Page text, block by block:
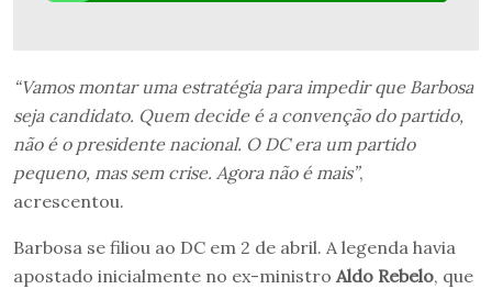
“Vamos montar uma estratégia para impedir que Barbosa
seja candidato. Quem decide é a convenção do partido,
não é o presidente nacional. O DC era um partido
pequeno, mas sem crise. Agora não é mais”,
acrescentou.
Barbosa se filiou ao DC em 2 de abril. A legenda havia
apostado inicialmente no ex-ministro Aldo Rebelo, que